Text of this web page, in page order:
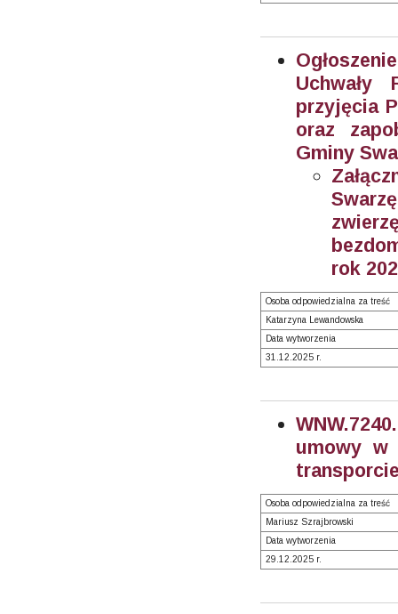
przyjęcia
oraz
Gminy
rok
Osoba odpowiedzialna za treść
Katarzyna Lewandowska
Data wytworzenia
31.12.2025 r.
umowy
Osoba odpowiedzialna za treść
Mariusz Szrajbrowski
Data wytworzenia
29.12.2025 r.